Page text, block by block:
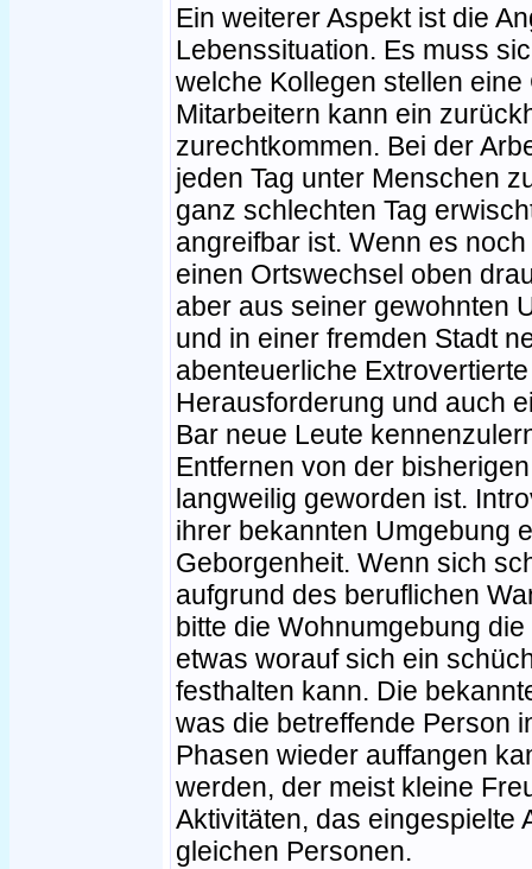
Ein weiterer Aspekt ist die
Lebenssituation. Es muss
welche Kollegen stellen
Mitarbeitern kann ein
zurechtkommen. Bei der
jeden Tag unter Menschen
ganz schlechten Tag
angreifbar ist. Wenn es
einen Ortswechsel oben
aber aus seiner gewohnten
und in einer fremden Stadt
abenteuerliche
Herausforderung und auch
Bar neue Leute
Entfernen von der
langweilig geworden ist.
ihrer bekannten Umgebung
Geborgenheit. Wenn sich
aufgrund des beruflichen
bitte die Wohnumgebung
etwas worauf sich ein
festhalten kann. Die
was die betreffende Person
Phasen wieder auffangen
werden, der meist kleine
Aktivitäten, das eingespielte
gleichen Personen.